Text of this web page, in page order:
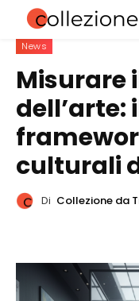
News
Misurare
dell’arte:
culturali
Di Collezione da